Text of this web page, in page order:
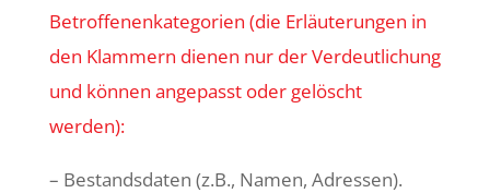
Betroffenenkategorien (die Erläuterungen in
den Klammern dienen nur der Verdeutlichung
und können angepasst oder gelöscht
werden):
– Bestandsdaten (z.B., Namen, Adressen).